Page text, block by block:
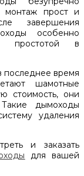
монтаж прост и
завершения
особенно
простотой в
последнее время
шамотные
стоимость, они
дымоходы
удаления
и заказать
для вашей